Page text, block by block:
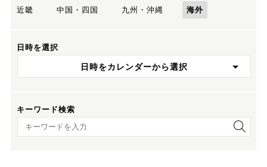
近畿
中国・四国 九州・沖縄 海外
日時を選択
日時をカレンダーから選択
キーワード検索
キーワード検索